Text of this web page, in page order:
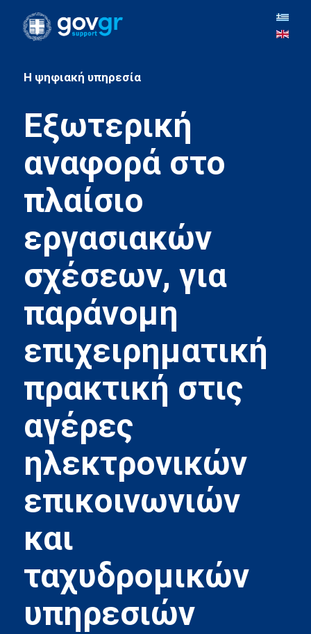
H ψηφιακή υπηρεσία
Εξωτερική
αναφορά στο
πλαίσιο
εργασιακών
σχέσεων, για
παράνομη
επιχειρηματική
πρακτική στις
αγέρες
ηλεκτρονικών
επικοινωνιών
και
ταχυδρομικών
υπηρεσιών